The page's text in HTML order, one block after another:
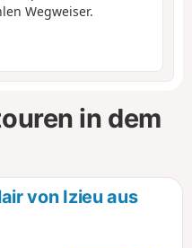
Wegweiser.
in dem
von Izieu aus